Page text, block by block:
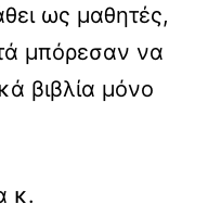
ως μαθητές,
μπόρεσαν να
βιβλία μόνο
κ.